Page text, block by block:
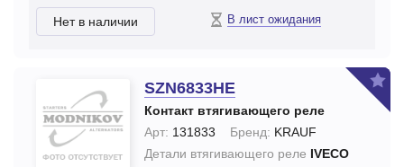
Нет в наличии В лист ожидания
SZN6833HE
Контакт втягивающего реле
Арт: 131833 Бренд: KRAUF
Детали втягивающего реле IVECO